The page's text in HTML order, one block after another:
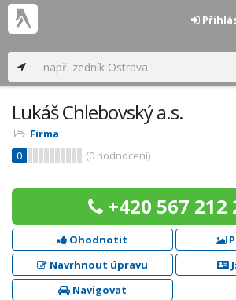
Lukáš Chlebovský a.s.
Firma
0
(0 hodnocení)
+420 567 212
Ohodnotit
Navrhnout úpravu
Navigovat